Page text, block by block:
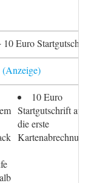
10 Euro
10 Euro
Startgutschrift auf
die erste
Kartenabrechnung